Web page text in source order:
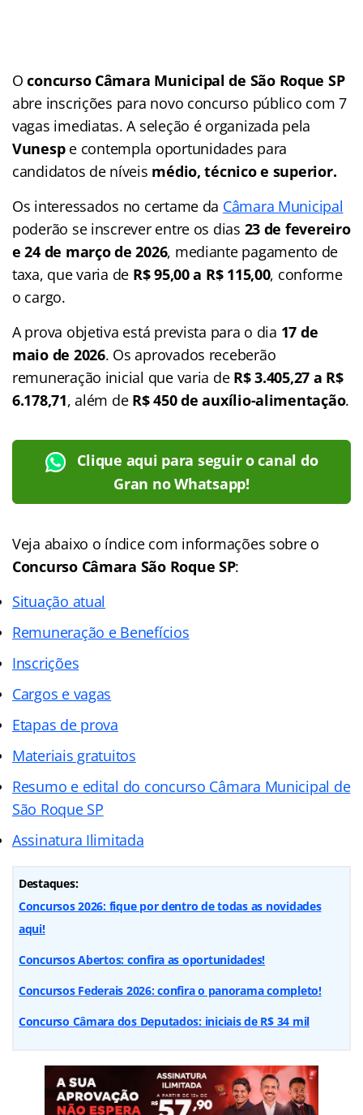
Oconcurso Câmara Municipal de São Roque SP
abre inscrições para novo concurso público com 7
vagas imediatas. A seleção é organizada pela
Vunespe contempla oportunidades para
candidatos de níveis médio, técnico e superior.
Os interessados no certame da Câmara Municipal
poderão se inscrever entre os dias 23 de fevereiro
e 24 de março de 2026, mediante pagamento de
taxa, que varia de R$ 95,00 a R$ 115,00, conforme
o cargo.
A prova objetiva está prevista para o dia 17 de
maio de 2026. Os aprovados receberão
remuneração inicial que varia de R$ 3.405,27 a R$
6.178,71, além de R$ 450 de auxílio-alimentação.
Clique aqui para seguir o canal do
Gran no Whatsapp!
Veja abaixo o índicecom informações sobre o
Concurso Câmara São Roque SP:
Situação atual
Remuneração e Benefícios
Inscrições
Cargos e vagas
Etapas de prova
Materiais gratuitos
Resumo e edital do concurso Câmara Municipal de
São Roque SP
Assinatura Ilimitada
Destaques:
Concursos 2026: fique por dentro de todas as novidades
aqui!
Concursos Abertos: confira as oportunidades!
Concursos Federais 2026: confira o panorama completo!
Concurso Câmara dos Deputados: iniciais de R$ 34 mil